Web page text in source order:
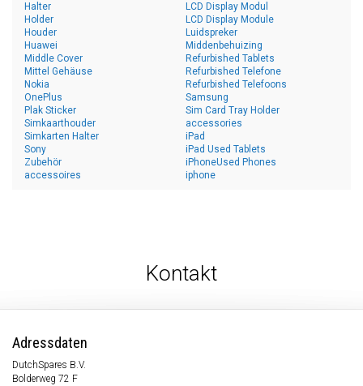
Halter
Holder
Houder
Huawei
LCD Display Modul
LCD Display Module
Luidspreker
Middenbehuizing
Middle Cover
Mittel Gehäuse
Nokia
OnePlus
Plak Sticker
Refurbished Tablets
Refurbished Telefone
Refurbished Telefoons
Samsung
Sim Card Tray Holder
Simkaarthouder
Simkarten Halter
Sony
Zubehör
accessoires
accessories
iPad
iPad Used Tablets
iPhoneUsed Phones
iphone
Kontakt
Adressdaten
DutchSpares B.V.
Bolderweg 72 F